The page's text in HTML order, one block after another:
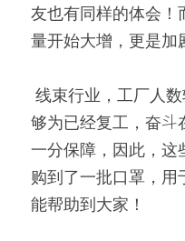
友也有同样的体会！
量开始大增，更是加
够为已经复工，奋斗
一分保障，因此，这
购到了一批口罩，用
能帮助到大家！